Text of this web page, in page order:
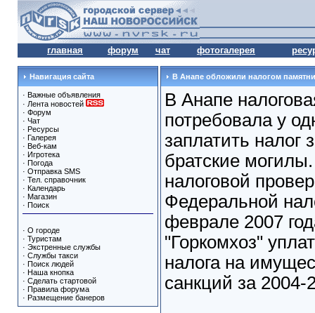
главная форум чат фотогалерея
Навигация сайта
· Важные объявления
· Лента новостей
· Форум
· Чат
· Ресурсы
· Галерея
· Веб-кам
· Игротека
· Погода
· Отправка SMS
· Тел. справочник
· Календарь
· Магазин
· Поиск
· О городе
· Туристам
· Экстренные службы
· Службы такси
· Поиск людей
· Наша кнопка
· Сделать стартовой
· Правила форума
· Размещение банеров
В Анапе обложили налогом
В Анапе
потребовала у
заплатить налог
братские
налоговой
Федеральной
феврале 2007
"Горкомхоз"
налога на
санкций за 2004-